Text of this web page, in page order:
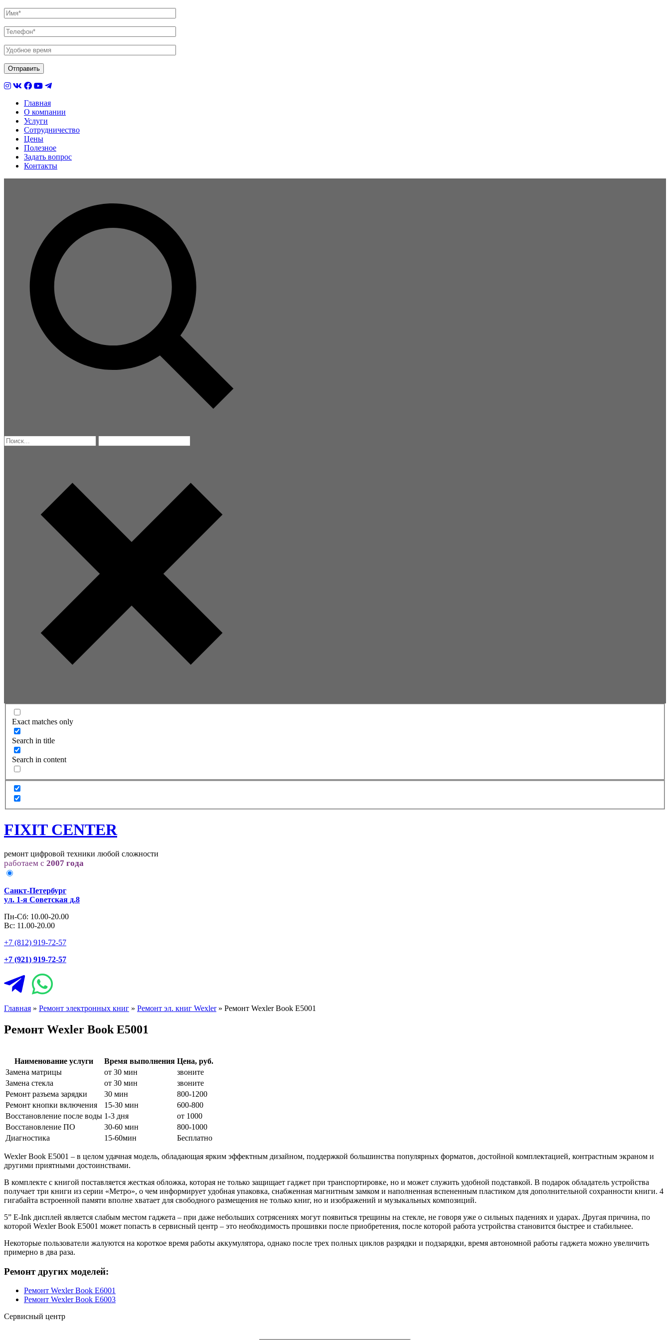
Главная
О компании
Услуги
Сотрудничество
Цены
Полезное
Задать вопрос
Контакты
Exact matches only
Search in title
Search in content
FIXIT CENTER
ремонт цифровой техники любой сложности
работаем с 2007 года
Санкт-Петербург
ул. 1-я Советская д.8
Пн-Сб: 10.00-20.00
Вс: 11.00-20.00
+7 (812) 919-72-57
+7 (921) 919-72-57
Главная » Ремонт электронных книг » Ремонт эл. книг Wexler» Ремонт Wexler Book E5001
Ремонт Wexler Book E5001
Наименование услуги Время выполнения Цена, руб.
Замена матрицы
от 30 мин
звоните
Замена стекла
от 30 мин
звоните
Ремонт разъема зарядки
30 мин
800-1200
Ремонт кнопки включения
15-30 мин
600-800
Восстановление после воды 1-3 дня
от 1000
Восстановление ПО
30-60 мин
800-1000
Диагностика
15-60мин Бесплатно
Wexler Book E5001 – в целом удачная модель, обладающая ярким эффектным дизайном, поддержкой большинства популярных форматов, достойной комплектацией, контрастным экраном и
другими приятными достоинствами.
В комплекте с книгой поставляется жесткая обложка, которая не только защищает гаджет при транспортировке, но и может служить удобной подставкой. В подарок обладатель устройства
получает три книги из серии «Метро», о чем информирует удобная упаковка, снабженная магнитным замком и наполненная вспененным пластиком для дополнительной сохранности книги. 4
гигабайта встроенной памяти вполне хватает для свободного размещения не только книг, но и изображений и музыкальных композиций.
5” E-Ink дисплей является слабым местом гаджета – при даже небольших сотрясениях могут появиться трещины на стекле, не говоря уже о сильных падениях и ударах. Другая причина, по
которой Wexler Book E5001 может попасть в сервисный центр – это необходимость прошивки после приобретения, после которой работа устройства становится быстрее и стабильнее.
Некоторые пользователи жалуются на короткое время работы аккумулятора, однако после трех полных циклов разрядки и подзарядки, время автономной работы гаджета можно увеличить
примерно в два раза.
Ремонт других моделей:
Ремонт Wexler Book E6001
Ремонт Wexler Book E6003
Сервисный центр